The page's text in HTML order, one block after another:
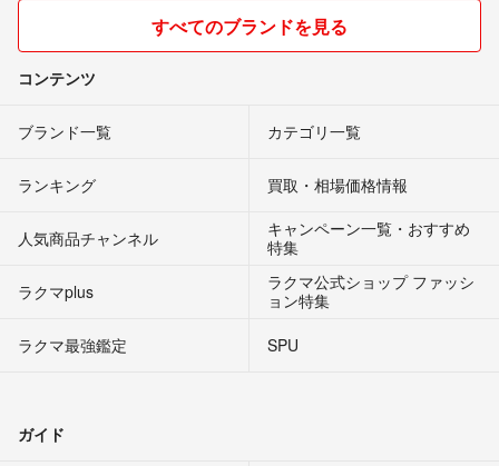
すべてのブランドを見る
コンテンツ
ブランド一覧 カテゴリ一覧
ランキング 買取・相場価格情報
人気商品チャンネル
キャンペーン一覧・おすすめ
特集
ラクマplus
ラクマ公式ショップ ファッシ
ョン特集
ラクマ最強鑑定
SPU
ガイド